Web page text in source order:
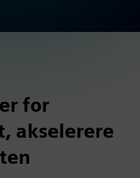
for
akselerere